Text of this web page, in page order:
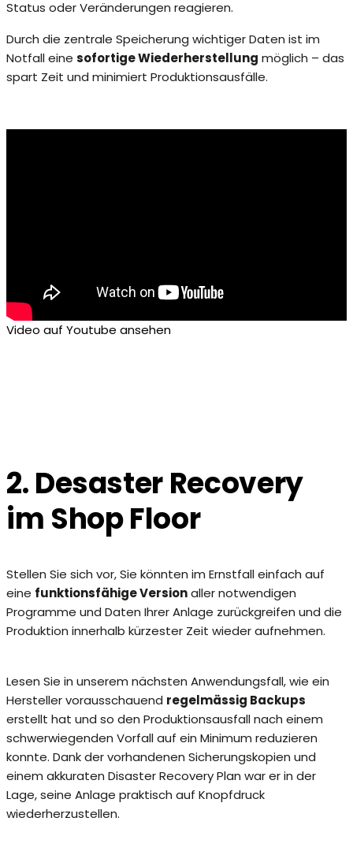
Status oder Veränderungen reagieren.
Durch die zentrale Speicherung wichtiger Daten ist im
Notfall eine sofortige Wiederherstellung möglich – das
spart Zeit und minimiert Produktionsausfälle.
Video auf Youtube ansehen
2. Desaster Recovery
im Shop Floor
Stellen Sie sich vor, Sie könnten im Ernstfall einfach auf
eine funktionsfähige Versionaller notwendigen
Programme und Daten Ihrer Anlage zurückgreifen und die
Produktion innerhalb kürzester Zeit wieder aufnehmen.
Lesen Sie in unserem nächsten Anwendungsfall, wie ein
Hersteller vorausschauend regelmässig Backups
erstellt hat und so den Produktionsausfall nach einem
schwerwiegenden Vorfall auf ein Minimum reduzieren
konnte. Dank der vorhandenen Sicherungskopien und
einem akkuraten Disaster Recovery Plan war er in der
Lage, seine Anlage praktisch auf Knopfdruck
wiederherzustellen.